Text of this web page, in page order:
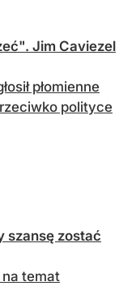
Jim Caviezel
płomienne
polityce
szansę zostać
na temat